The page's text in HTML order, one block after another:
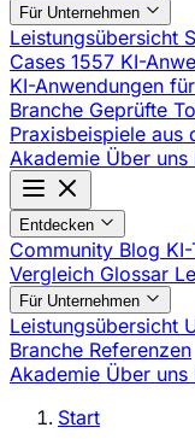
Für Unternehmen
Leistungsübersicht
Cases 1557 KI-
KI-Anwendungen
Branche Geprüfte
Praxisbeispiele aus
Akademie Über uns
Entdecken
Community Blog
Vergleich Glossar
Für Unternehmen
Leistungsübersicht
Branche Referenzen
Akademie Über uns
Start